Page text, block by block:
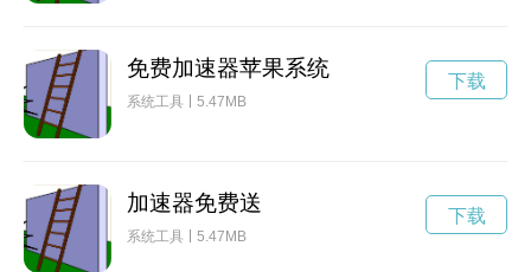
免费加速器苹果系统
系统工具 5.47MB
下载
加速器免费送
系统工具 5.47MB
下载